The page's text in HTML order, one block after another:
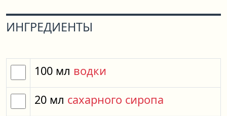
ИНГРЕДИЕНТЫ
100 мл водки
20 мл сахарного сиропа